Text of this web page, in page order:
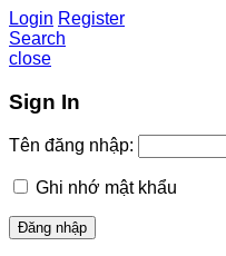
Login Register
Search
close
Sign In
Tên đăng nhập:
Ghi nhớ mật khẩu